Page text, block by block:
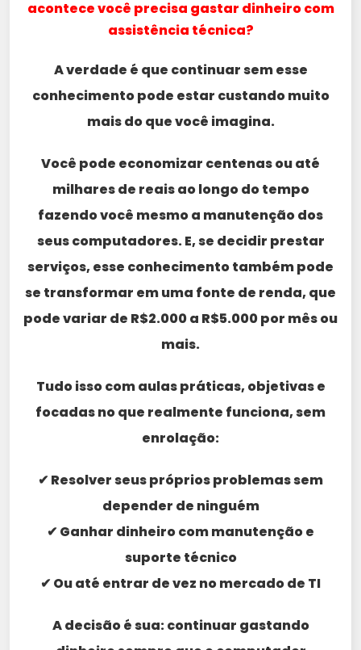
acontece você precisa gastar dinheiro com
assistência técnica?
A verdade é que continuar sem esse
conhecimento pode estar custando muito
mais do que você imagina.
Você pode economizar centenas ou até
milhares de reais ao longo do tempo
fazendo você mesmo a manutenção dos
seus computadores. E, se decidir prestar
serviços, esse conhecimento também pode
se transformar em uma fonte de renda, que
pode variar de R$2.000 a R$5.000 por mês ou
mais.
Tudo isso com aulas práticas, objetivas e
focadas no que realmente funciona, sem
enrolação:
✔ Resolver seus próprios problemas sem
depender de ninguém
✔ Ganhar dinheiro com manutenção e
suporte técnico
✔ Ou até entrar de vez no mercado de TI
A decisão é sua: continuar gastando